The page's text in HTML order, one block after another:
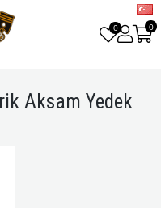
0 0
Aksam Yedek